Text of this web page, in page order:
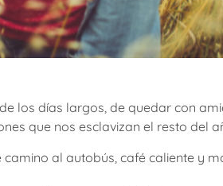
los días largos, de quedar con
que nos esclavizan el resto del
camino al autobús, café caliente y